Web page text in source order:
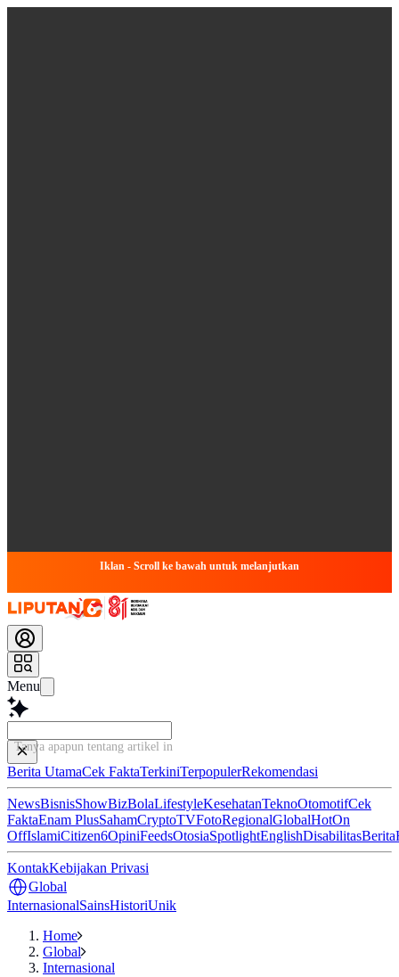
Iklan - Scroll ke bawah untuk melanjutkan
Menu
Tanya apapun tentang artikel ini...
Berita UtamaCek FaktaTerkiniTerpopulerRekomendasi
NewsBisnisShowBizBolaLifestyleKesehatanTeknoOtomotifCek
FaktaEnam PlusSahamCryptoTVFotoRegionalGlobalHotOn
OffIslamiCitizen6OpiniFeedsOtosiaSpotlightEnglishDisabilitasBerita
KontakKebijakan Privasi
Global
InternasionalSainsHistoriUnik
Home
Global
Internasional